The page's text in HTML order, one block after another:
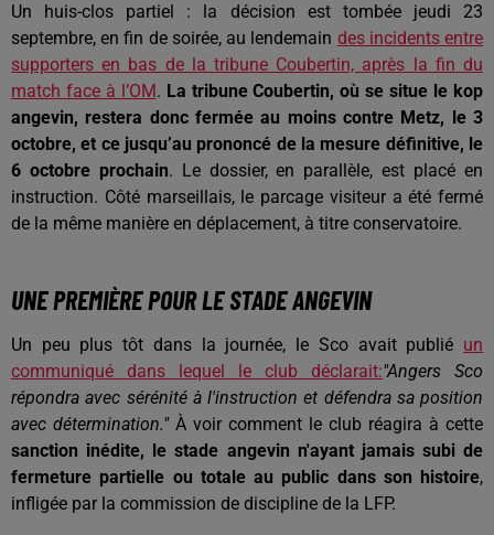
Un huis-clos partiel : la décision est tombée jeudi 23
septembre, en fin de soirée, au lendemain des incidents entre
supporters en bas de la tribune Coubertin, après la fin du
match face à l’OM. La tribune Coubertin, où se situe le kop
angevin, restera donc fermée au moins contre Metz, le 3
octobre, et ce jusqu’au prononcé de la mesure définitive, le
6 octobre prochain. Le dossier, en parallèle, est placé en
instruction. Côté marseillais, le parcage visiteur a été fermé
de la même manière en déplacement, à titre conservatoire.
UNE PREMIÈRE POUR LE STADE ANGEVIN
Un peu plus tôt dans la journée, le Sco avait publié un
communiqué dans lequel le club déclarait:"Angers Sco
répondra avec sérénité à l'instruction et défendra sa position
avec détermination." À voir comment le club réagira à cette
sanction inédite, le stade angevin n'ayant jamais subi de
fermeture partielle ou totale au public dans son histoire,
infligée par la commission de discipline de la LFP.